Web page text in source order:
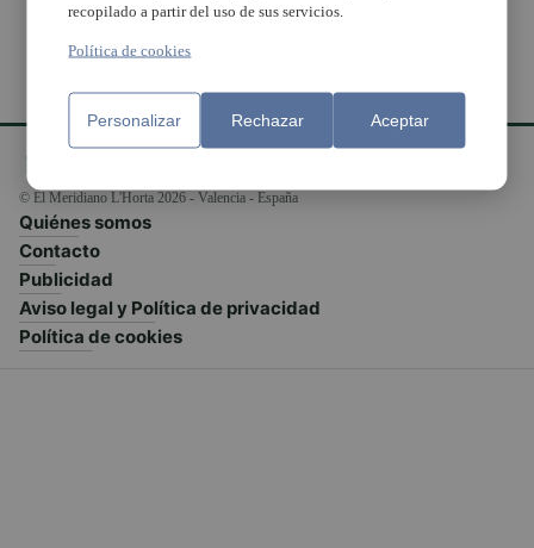
© El Meridiano L'Horta 2026 - Valencia - España
Quiénes somos
Contacto
Publicidad
Aviso legal y Política de privacidad
Política de cookies
recopilado a partir del uso de sus servicios.
Política de cookies
Personalizar Rechazar Aceptar